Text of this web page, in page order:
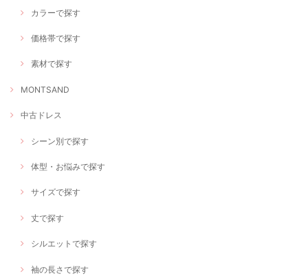
カラーで探す
価格帯で探す
素材で探す
MONTSAND
中古ドレス
シーン別で探す
体型・お悩みで探す
サイズで探す
丈で探す
シルエットで探す
袖の長さで探す